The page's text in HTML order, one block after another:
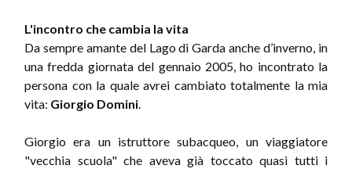
L'incontro che cambia la vita
Da sempre amante del Lago di Garda anche d’inverno, in
una fredda giornata del gennaio 2005, ho incontrato la
persona con la quale avrei cambiato totalmente la mia
vita: Giorgio Domini.
Giorgio era un istruttore subacqueo, un viaggiatore
"vecchia scuola" che aveva già toccato quasi tutti i